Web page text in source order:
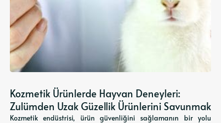
Kozmetik Ürünlerde Hayvan Deneyleri:
Zulümden Uzak Güzellik Ürünlerini Savunmak
Kozmetik endüstrisi, ürün güvenliğini sağlamanın bir yolu